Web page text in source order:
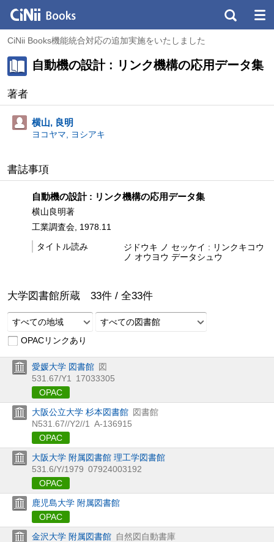
CiNii Books機能統合対応の追加実施をいたしました
自動機の設計 : リンク機構の応用データ集
著者
横山, 良明
ヨコヤマ, ヨシアキ
書誌事項
自動機の設計 : リンク機構の応用データ集
横山良明著
工業調査会, 1978.11
タイトル読み
ジドウキ ノ セッケイ : リンクキコウ
ノ オウヨウ データシュウ
大学図書館所蔵 33件 / 全33件
すべての地域
すべての図書館
OPACリンクあり
愛媛大学 図書館 図
531.67/Y1
17033305
OPAC
大阪公立大学 杉本図書館 図書館
N531.67//Y2//1
A-136915
OPAC
大阪大学 附属図書館 理工学図書館
531.6/Y/1979 07924003192
OPAC
鹿児島大学 附属図書館
OPAC
金沢大学 附属図書館 自然図自動書庫